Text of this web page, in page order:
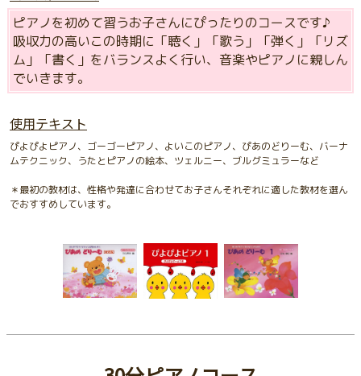
ピアノを初めて習うお子さんにぴったりのコースです♪
吸収力の高いこの時期に「聴く」「歌う」「弾く」「リズ
ム」「書く」をバランスよく行い、音楽やピアノに親しん
でいきます。
使用テキスト
ぴよぴよピアノ、ゴーゴーピアノ、よいこのピアノ、ぴあのどりーむ、バーナ
ムテクニック、うたとピアノの絵本、ツェルニー、ブルグミュラーなど
＊最初の教材は、性格や発達に合わせてお子さんそれぞれに適した教材を選ん
でおすすめしています。